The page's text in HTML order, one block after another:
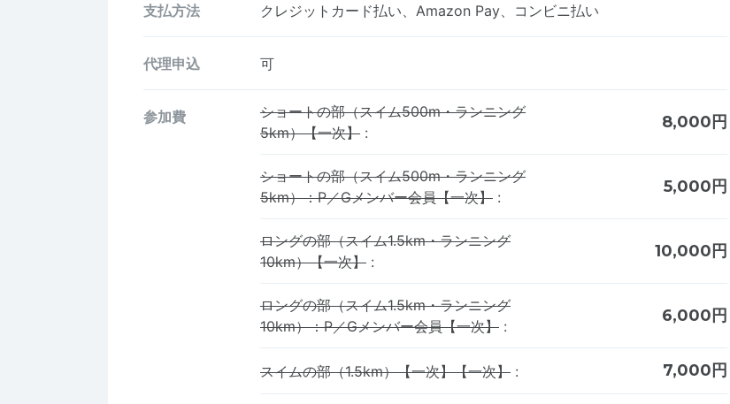
支払方法 クレジットカード払い、Amazon Pay、コンビニ払い
代理申込 可
参加費
ショートの部（スイム500m・ランニング
5km）【一次】 :
8,000円
ショートの部（スイム500m・ランニング
5km）：P／Gメンバー会員【一次】 :
5,000円
ロングの部（スイム1.5km・ランニング
10km）【一次】 :
10,000円
ロングの部（スイム1.5km・ランニング
10km）：P／Gメンバー会員【一次】 :
6,000円
スイムの部（1.5km）【一次】【一次】 : 7,000円